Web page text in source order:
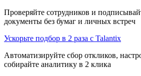
Проверяйте сотрудников и
документы без бумаг и личных встреч
Ускорьте подбор в 2 раза с Talantix
Автоматизируйте сбор откликов,
собирайте аналитику в 2 клика